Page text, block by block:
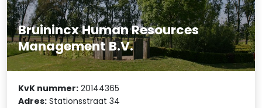
Bruinincx Human Resources
Management B.V.
KvK nummer: 20144365
Adres: Stationsstraat 34